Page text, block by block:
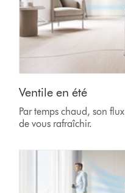
Ventile en été
Par temps chaud, son
de vous rafraîchir.